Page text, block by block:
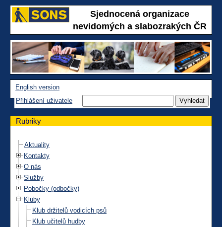
Sjednocená organizace
nevidomých a slabozrakých ČR
English version
Přihlášení uživatele
Rubriky
Aktuality
Kontakty
O nás
Služby
Pobočky (odbočky)
Kluby
Klub držitelů vodicích psů
Klub učitelů hudby